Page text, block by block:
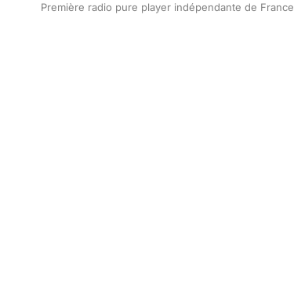
Première radio pure player indépendante de France